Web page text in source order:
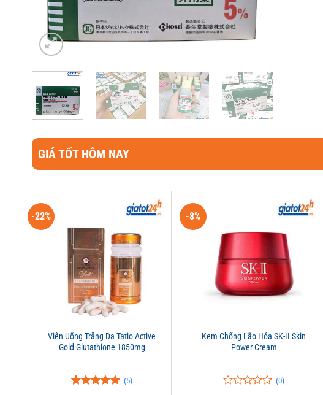
GIÁ TỐT HÔM NAY
-22%
Viên Uống Trắng Da Tatio Active
Gold Glutathione 1850mg
(5)
-8%
Kem Chống Lão Hóa SK-II Skin
Power Cream
(0)